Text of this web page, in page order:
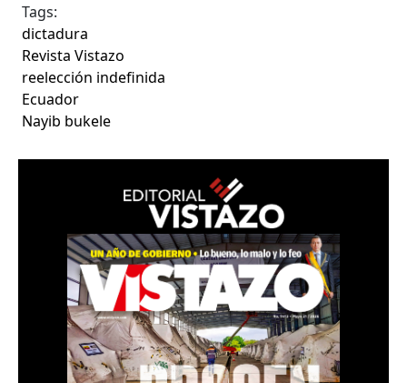
Tags:
dictadura
Revista Vistazo
reelección indefinida
Ecuador
Nayib bukele